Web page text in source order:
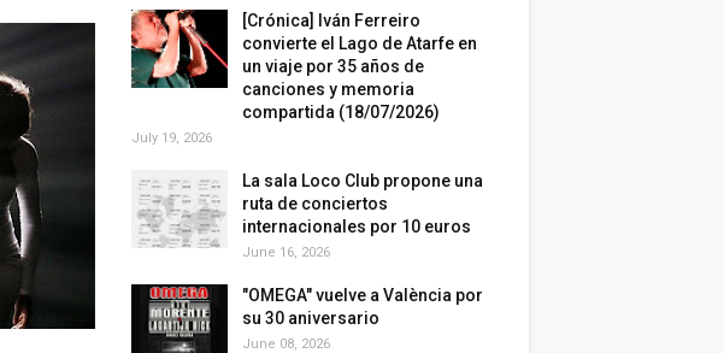
[Crónica] Iván Ferreiro
convierte el Lago de Atarfe en
un viaje por 35 años de
canciones y memoria
compartida (18/07/2026)
July 19, 2026
La sala Loco Club propone una
ruta de conciertos
internacionales por 10 euros
June 16, 2026
"OMEGA" vuelve a València por
su 30 aniversario
June 08, 2026